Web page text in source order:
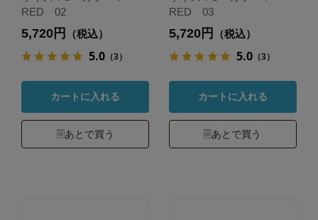
RED 02
5,720円 （税込）
5.0（3）
カートに入れる
あとで買う
RED 03
5,720円 （税込）
5.0（3）
カートに入れる
あとで買う